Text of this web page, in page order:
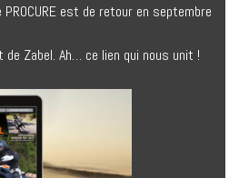
PROCURE est de retour en septembre
de Zabel. Ah… ce lien qui nous unit !